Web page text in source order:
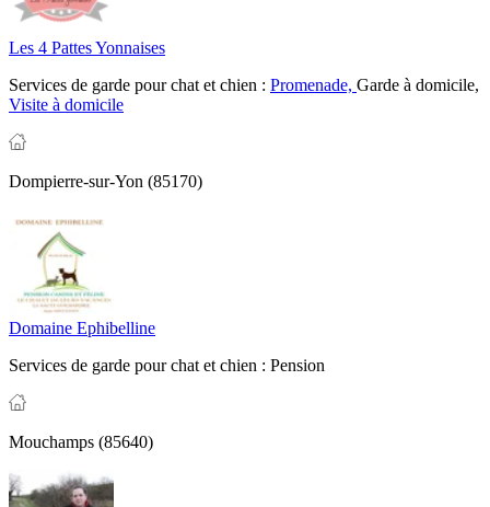
Les 4 Pattes Yonnaises
Services de garde pour chat et chien : Promenade, Garde à domicile,
Visite à domicile
Dompierre-sur-Yon (85170)
Domaine Ephibelline
Services de garde pour chat et chien : Pension
Mouchamps (85640)